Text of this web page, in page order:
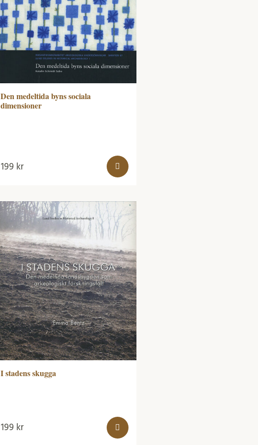
Den medeltida byns sociala
dimensioner
199 kr
I stadens skugga
199 kr